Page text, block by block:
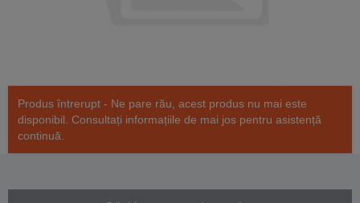
Produs întrerupt - Ne pare rău, acest produs nu mai este
disponibil. Consultați informațiile de mai jos pentru asistență
continuă.